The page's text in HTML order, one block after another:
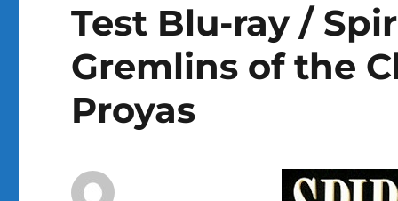
Test Blu-ray /
Gremlins of the
Proyas